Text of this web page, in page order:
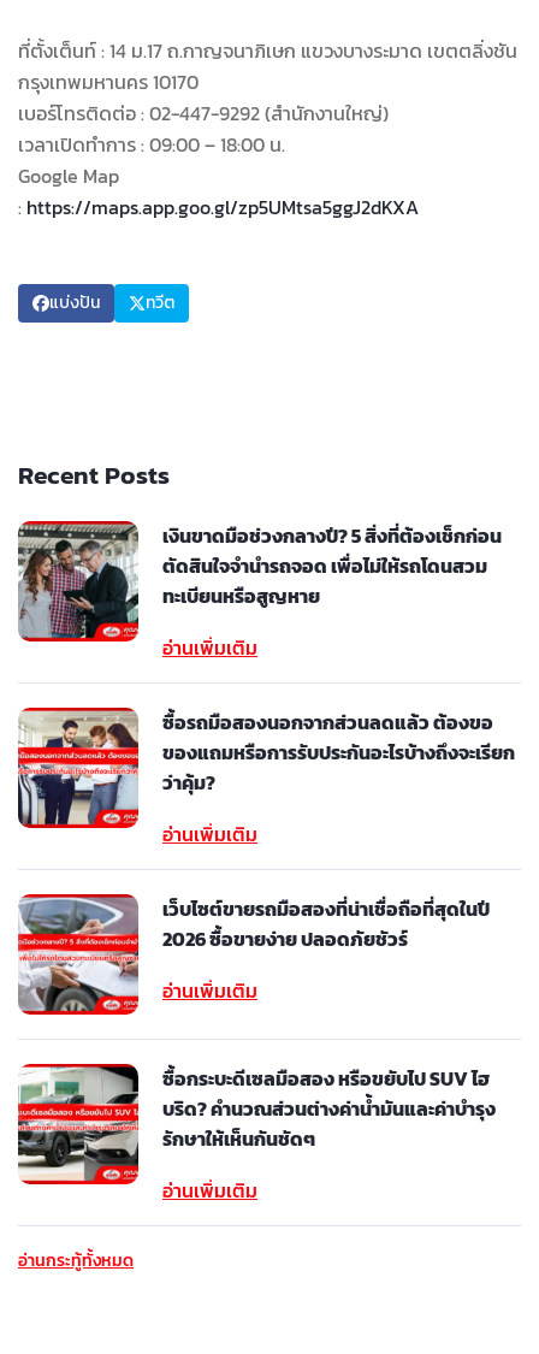
ที่ตั้งเต็นท์ : 14 ม.17 ถ.กาญจนาภิเษก แขวงบางระมาด เขตตลิ่งชัน
กรุงเทพมหานคร 10170
เบอร์โทรติดต่อ : 02-447-9292 (สำนักงานใหญ่)
เวลาเปิดทำการ : 09:00 – 18:00 น.
Google Map
: https://maps.app.goo.gl/zp5UMtsa5ggJ2dKXA
แบ่งปัน ทวีต
Recent Posts
เงินขาดมือช่วงกลางปี? 5 สิ่งที่ต้องเช็กก่อน
ตัดสินใจจำนำรถจอด เพื่อไม่ให้รถโดนสวม
ทะเบียนหรือสูญหาย
อ่านเพิ่มเติม
ซื้อรถมือสองนอกจากส่วนลดแล้ว ต้องขอ
ของแถมหรือการรับประกันอะไรบ้างถึงจะเรียก
ว่าคุ้ม?
อ่านเพิ่มเติม
เว็บไซต์ขายรถมือสองที่น่าเชื่อถือที่สุดในปี
2026 ซื้อขายง่าย ปลอดภัยชัวร์
อ่านเพิ่มเติม
ซื้อกระบะดีเซลมือสอง หรือขยับไป SUV ไฮ
บริด? คำนวณส่วนต่างค่าน้ำมันและค่าบำรุง
รักษาให้เห็นกันชัดๆ
อ่านเพิ่มเติม
อ่านกระทู้ทั้งหมด